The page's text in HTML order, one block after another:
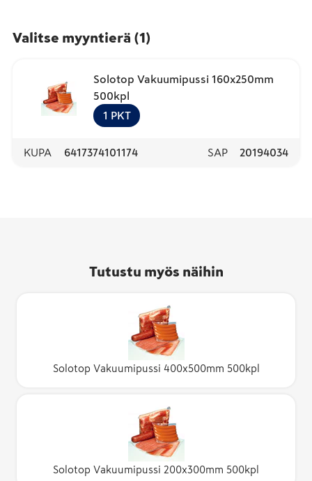
Valitse myyntierä (1)
Solotop Vakuumipussi 160x250mm
500kpl
1 PKT
KUPA 6417374101174 SAP 20194034
Tutustu myös näihin
Solotop Vakuumipussi 400x500mm 500kpl
Solotop Vakuumipussi 200x300mm 500kpl